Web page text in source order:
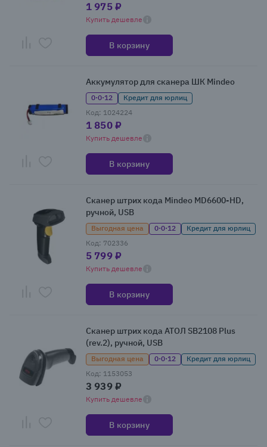
1 975 ₽
Купить дешевле
В корзину
Аккумулятор для сканера ШК Mindeo
0·0·12
Кредит для юрлиц
Код: 1024224
1 850 ₽
Купить дешевле
В корзину
Сканер штрих кода Mindeo MD6600-HD,
ручной, USB
Выгодная цена 0·0·12
Кредит для юрлиц
Код: 702336
5 799 ₽
Купить дешевле
В корзину
Сканер штрих кода АТОЛ SB2108 Plus
(rev.2), ручной, USB
Выгодная цена 0·0·12
Кредит для юрлиц
Код: 1153053
3 939 ₽
Купить дешевле
В корзину